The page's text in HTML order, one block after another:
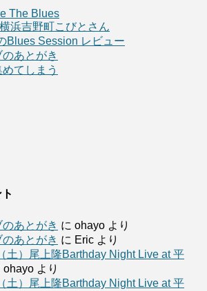
The Blues
浜吉野町こびとさん
Blues Session レビュー
あとがき
てしまう
あとがき に ohayo より
あとがき に Eric より
土）尾上隆Barthday Night Live at 平
ohayo より
土）尾上隆Barthday Night Live at 平